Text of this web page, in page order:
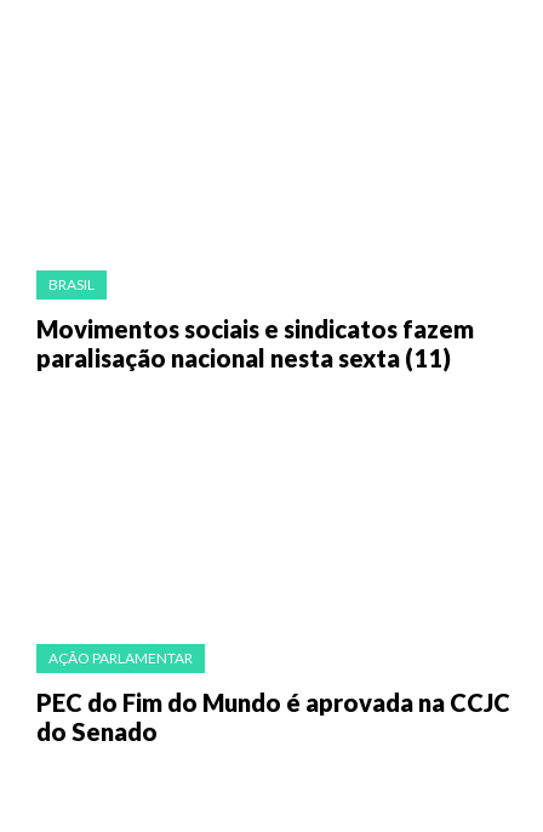
BRASIL
Movimentos sociais e sindicatos fazem
paralisação nacional nesta sexta (11)
AÇÃO PARLAMENTAR
PEC do Fim do Mundo é aprovada na CCJC
do Senado